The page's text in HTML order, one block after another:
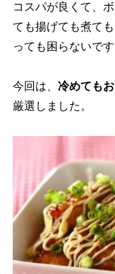
コスパが良くて、
ても揚げても煮て
っても困らないです
今回は、 冷めても
厳選しました。